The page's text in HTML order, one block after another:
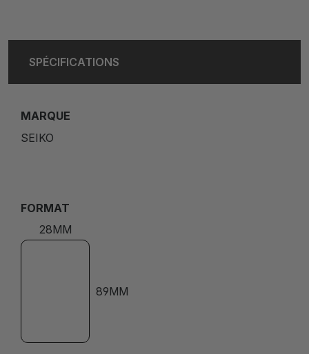
SPÉCIFICATIONS
MARQUE
SEIKO
FORMAT
28MM
89MM